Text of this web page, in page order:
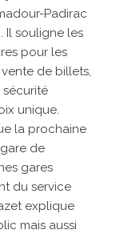
Padirac
Il souligne les
pour les
de billets,
sécurité
unique.
la prochaine
de
gares
du service
explique
mais aussi